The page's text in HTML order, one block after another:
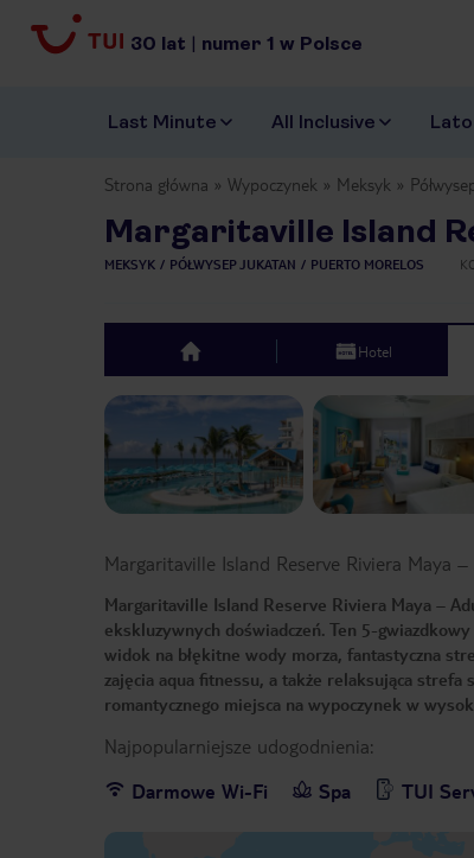
30 lat | numer 1 w Polsce
Last Minute All Inclusive
Strona główna Wypoczynek Meksyk
Margaritaville Island
MEKSYK PÓŁWYSEP JUKATAN PUERTO MORELOS
top Hotel
Previous slide
Margaritaville Island Reserve Riviera Maya
Margaritaville Island Reserve Riviera Maya –
ekskluzywnych doświadczeń. Ten 5-
widok na błękitne wody morza, fantastyczna
zajęcia aqua fitnessu, a także relaksująca
romantycznego miejsca na wypoczynek w
Najpopularniejsze udogodnienia:
Darmowe Wi-Fi
Spa TUI